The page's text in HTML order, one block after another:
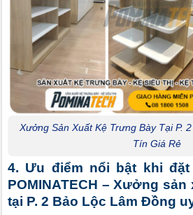
Xưởng Sản Xuất Kệ Trưng Bày Tại P.
Tín Giá Rẻ
4. Ưu điểm nổi bật khi
POMINATECH – Xưởng
tại P. 2 Bảo Lộc Lâm Đồng